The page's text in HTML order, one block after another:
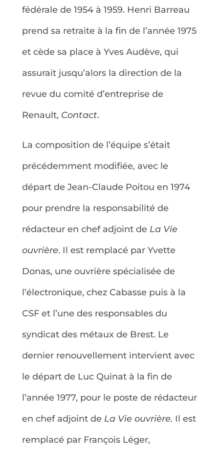
fédérale de 1954 à 1959. Henri Barreau
prend sa retraite à la fin de l’année 1975
et cède sa place à Yves Audève, qui
assurait jusqu’alors la direction de la
revue du comité d’entreprise de
Renault, Contact.
La composition de l’équipe s’était
précédemment modifiée, avec le
départ de Jean-Claude Poitou en 1974
pour prendre la responsabilité de
rédacteur en chef adjoint de La Vie
ouvrière. Il est remplacé par Yvette
Donas, une ouvrière spécialisée de
l’électronique, chez Cabasse puis à la
CSF et l’une des responsables du
syndicat des métaux de Brest. Le
dernier renouvellement intervient avec
le départ de Luc Quinat à la fin de
l’année 1977, pour le poste de rédacteur
en chef adjoint de La Vie ouvrière. Il est
remplacé par François Léger,